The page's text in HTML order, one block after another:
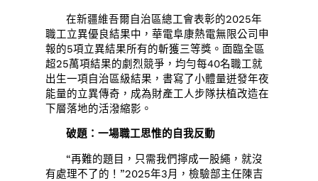
在新疆維吾爾自治區總工會表彰的2025年
職工立異優良結果中，華電阜康熱電無限公司申
報的5項立異結果所有的斬獲三等獎。面臨全區
超25萬項結果的劇烈競爭，均勻每40名職工就
出生一項自治區級結果，書寫了小體量迸發年夜
能量的立異傳奇，成為財產工人步隊扶植改造在
下層落地的活潑縮影。
破題：一場職工思惟的自我反動
“再難的題目，只需我們擰成一股繩，就沒
有處理不了的！”2025年3月，檢驗部主任陳吉